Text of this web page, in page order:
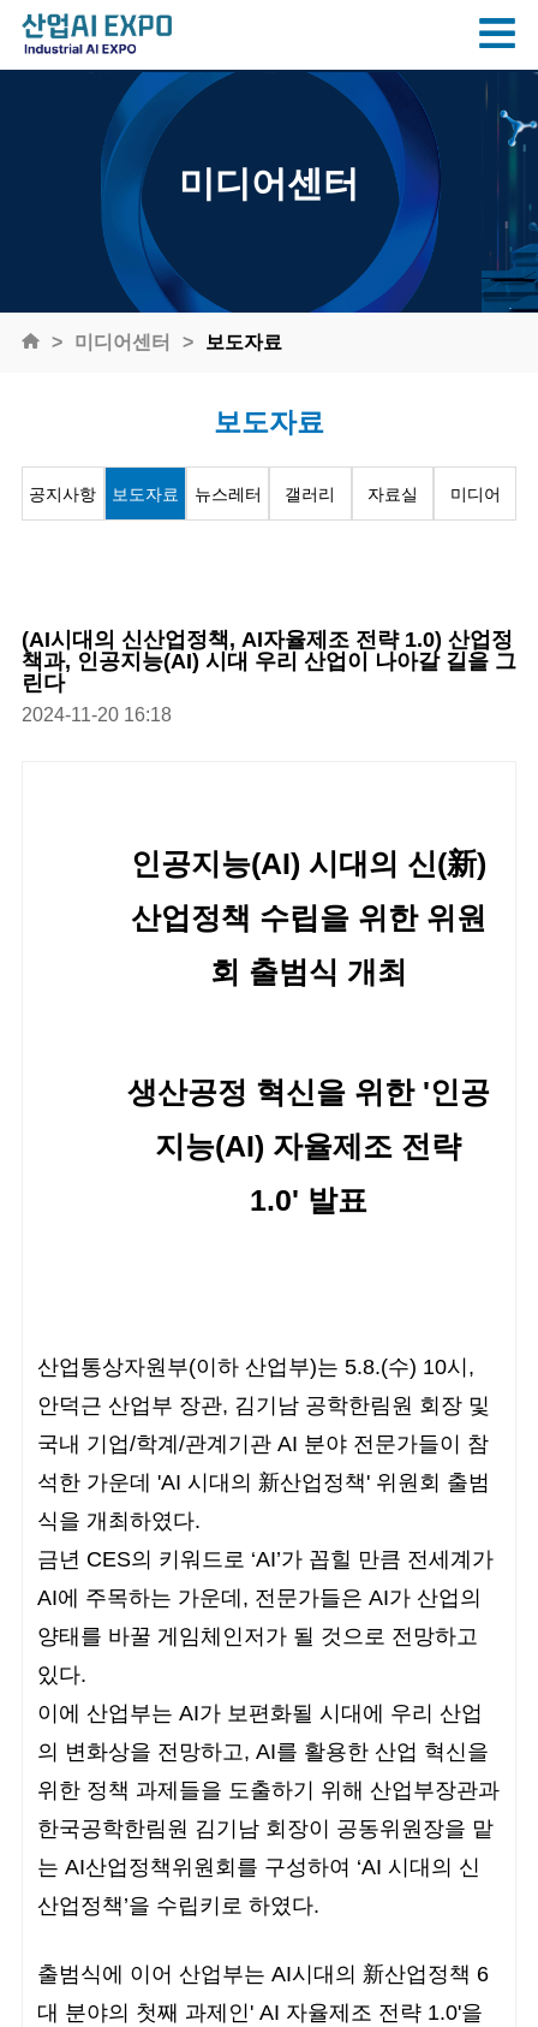
미디어센터
미디어센터 보도자료
보도자료
공지사항 보도자료 뉴스레터 갤러리 자료실 미디어
(AI시대의 신산업정책, AI자율제조 전략 1.0) 산업정
책과, 인공지능(AI) 시대 우리 산업이 나아갈 길을 그
린다
2024-11-20 16:18
인공지능(AI) 시대의 신(新)
산업정책 수립을 위한 위원
회 출범식 개최
생산공정 혁신을 위한 '인공
지능(AI) 자율제조 전략
1.0' 발표
산업통상자원부(이하 산업부)는 5.8.(수) 10시,
안덕근 산업부 장관, 김기남 공학한림원 회장 및
국내 기업/학계/관계기관 AI 분야 전문가들이 참
석한 가운데 'AI 시대의 新산업정책' 위원회 출범
식을 개최하였다.
금년 CES의 키워드로 ‘AI’가 꼽힐 만큼 전세계가
AI에 주목하는 가운데, 전문가들은 AI가 산업의
양태를 바꿀 게임체인저가 될 것으로 전망하고
있다.
이에 산업부는 AI가 보편화될 시대에 우리 산업
의 변화상을 전망하고, AI를 활용한 산업 혁신을
위한 정책 과제들을 도출하기 위해 산업부장관과
한국공학한림원 김기남 회장이 공동위원장을 맡
는 AI산업정책위원회를 구성하여 ‘AI 시대의 신
산업정책’을 수립키로 하였다.
출범식에 이어 산업부는 AI시대의 新산업정책 6
대 분야의 첫째 과제인' AI 자율제조 전략 1.0'을